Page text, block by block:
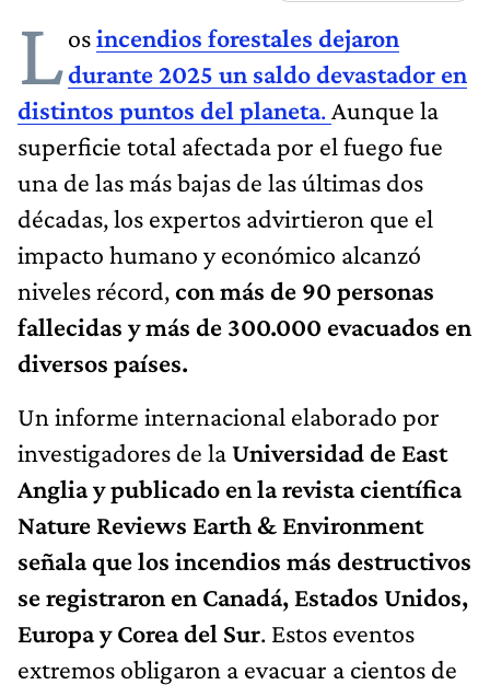
Losincendios forestales dejaron
durante 2025 un saldo devastador en
distintos puntos del planeta. Aunque la
superficie total afectada por el fuego fue
una de las más bajas de las últimas dos
décadas, los expertos advirtieron que el
impacto humano y económico alcanzó
niveles récord,con más de 90 personas
fallecidas y más de 300.000 evacuados en
diversos países.
Un informe internacional elaborado por
investigadores de laUniversidad de East
Anglia y publicado en la revista científica
Nature Reviews Earth & Environment
señala que los incendios más destructivos
se registraron en Canadá, Estados Unidos,
Europa y Corea del Sur. Estos eventos
extremos obligaron a evacuar a cientos de